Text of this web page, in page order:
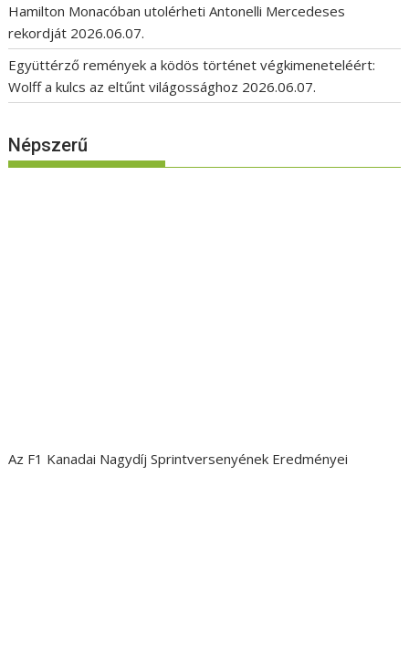
Hamilton Monacóban utolérheti Antonelli Mercedeses
rekordját 2026.06.07.
Együttérző remények a ködös történet végkimeneteléért:
Wolff a kulcs az eltűnt világossághoz 2026.06.07.
Népszerű
Az F1 Kanadai Nagydíj Sprintversenyének Eredményei